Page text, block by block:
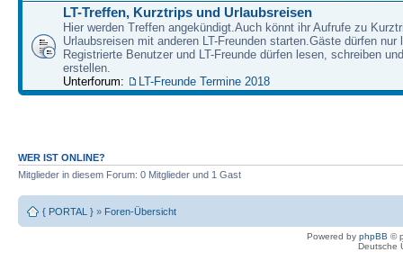
LT-Treffen, Kurztrips und Urlaubsreisen
Hier werden Treffen angekündigt.Auch könnt ihr Aufrufe zu
Urlaubsreisen mit anderen LT-Freunden starten.Gäste dürfen nur
Registrierte Benutzer und LT-Freunde dürfen lesen, schreiben
erstellen.
Unterforum:
LT-Freunde Termine 2018
WER IST ONLINE?
Mitglieder in diesem Forum: 0 Mitglieder und 1 Gast
{ PORTAL } » Foren-Übersicht
Powered by phpBB ©
Deutsche